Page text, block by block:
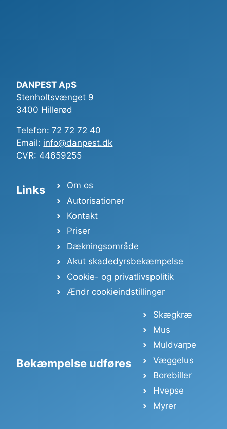
DANPEST ApS
Stenholtsvænget 9
3400 Hillerød
Telefon:72 72 72 40
Email: info@danpest.dk
CVR: 44659255
Links
Om os
Autorisationer
Kontakt
Priser
Dækningsområde
Akut skadedyrsbekæmpelse
Cookie- og privatlivspolitik
Ændr cookieindstillinger
Bekæmpelse udføres
Skægkræ
Mus
Muldvarpe
Væggelus
Borebiller
Hvepse
Myrer